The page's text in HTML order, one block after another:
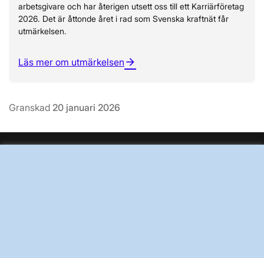
arbetsgivare och har återigen utsett oss till ett Karriärföretag
2026. Det är åttonde året i rad som Svenska kraftnät får
utmärkelsen.
Läs mer om utmärkelsen arrow_forward
Granskad 20 januari 2026